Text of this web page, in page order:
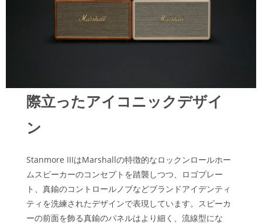
際立ったアイコニックデザイ
ン
Stanmore IIIはMarshallの特徴的なロックンロールホー
ムスピーカーのコンセプトを踏襲しつつ、ロゴプレー
ト、真鍮のコントロールノブなどブランドアイデンティ
ティを洗練されたデザインで表現しています。スピーカ
ーの前面を飾る真鍮のパネルはより細く、流線型にな